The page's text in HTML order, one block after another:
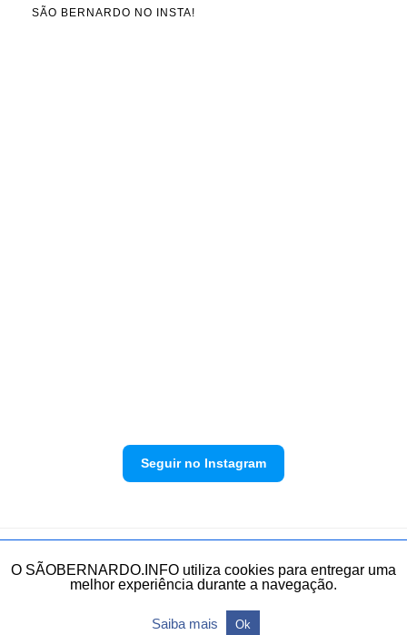
SÃO BERNARDO NO INSTA!
Seguir no Instagram
Política de privacidade Envie sua denúncia
O SÃOBERNARDO.INFO utiliza cookies para entregar uma
melhor experiência durante a navegação.
Saiba mais Ok